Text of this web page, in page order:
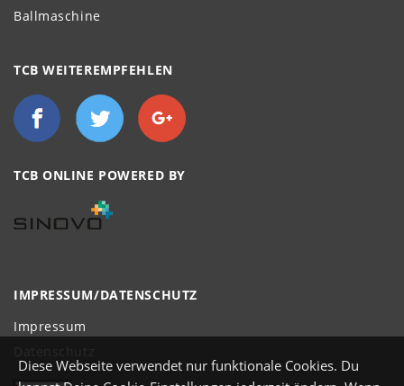
Ballmaschine
TCB WEITEREMPFEHLEN
TCB ONLINE POWERED BY
IMPRESSUM/DATENSCHUTZ
Impressum
Diese Webseite verwendet nur funktionale Cookies. Du